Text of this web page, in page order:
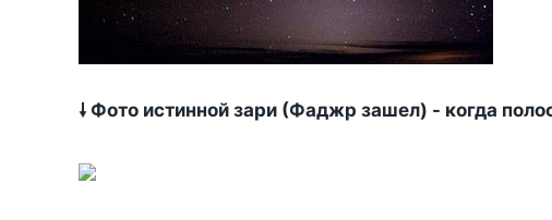
🠗 Фото истинной зари (Фаджр зашел) - когда